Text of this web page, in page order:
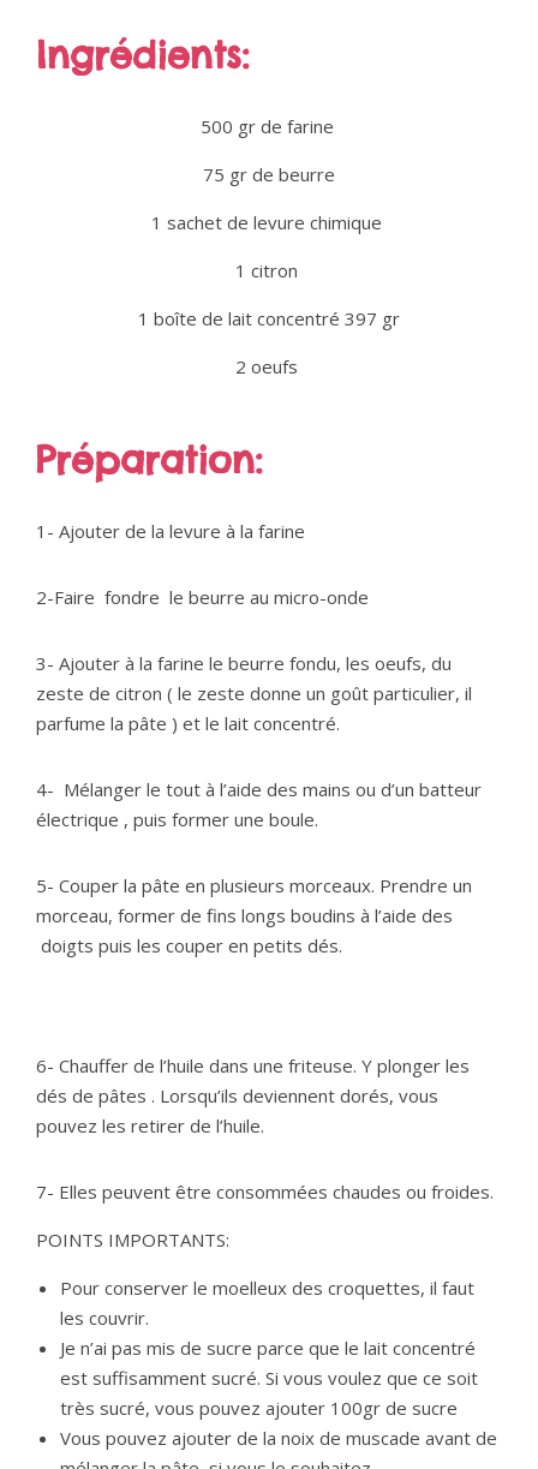
Ingrédients:
500 gr de farine
75 gr de beurre
1 sachet de levure chimique
1 citron
1 boîte de lait concentré 397 gr
2 oeufs
Préparation:
1- Ajouter de la levure à la farine
2-Faire fondre le beurre au micro-onde
3- Ajouter à la farine le beurre fondu, les oeufs, du
zeste de citron ( le zeste donne un goût particulier, il
parfume la pâte ) et le lait concentré.
4- Mélanger le tout à l’aide des mains ou d’un batteur
électrique , puis former une boule.
5- Couper la pâte en plusieurs morceaux. Prendre un
morceau, former de fins longs boudins à l’aide des
doigts puis les couper en petits dés.
6- Chauffer de l’huile dans une friteuse. Y plonger les
dés de pâtes . Lorsqu’ils deviennent dorés, vous
pouvez les retirer de l’huile.
7- Elles peuvent être consommées chaudes ou froides.
POINTS IMPORTANTS:
Pour conserver le moelleux des croquettes, il faut
les couvrir.
Je n’ai pas mis de sucre parce que le lait concentré
est suffisamment sucré. Si vous voulez que ce soit
très sucré, vous pouvez ajouter 100gr de sucre
Vous pouvez ajouter de la noix de muscade avant de